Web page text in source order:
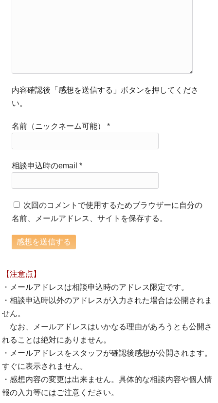
内容確認後「感想を送信する」ボタンを押してくださ
い。
名前（ニックネーム可能）*
相談申込時のemail*
次回のコメントで使用するためブラウザーに自分の
名前、メールアドレス、サイトを保存する。
【注意点】
・メールアドレスは相談申込時のアドレス限定です。
・相談申込時以外のアドレスが入力された場合は公開されま
せん。
なお、メールアドレスはいかなる理由があろうとも公開さ
れることは絶対にありません。
・メールアドレスをスタッフが確認後感想が公開されます。
すぐに表示されません。
・感想内容の変更は出来ません。具体的な相談内容や個人情
報の入力等にはご注意ください。